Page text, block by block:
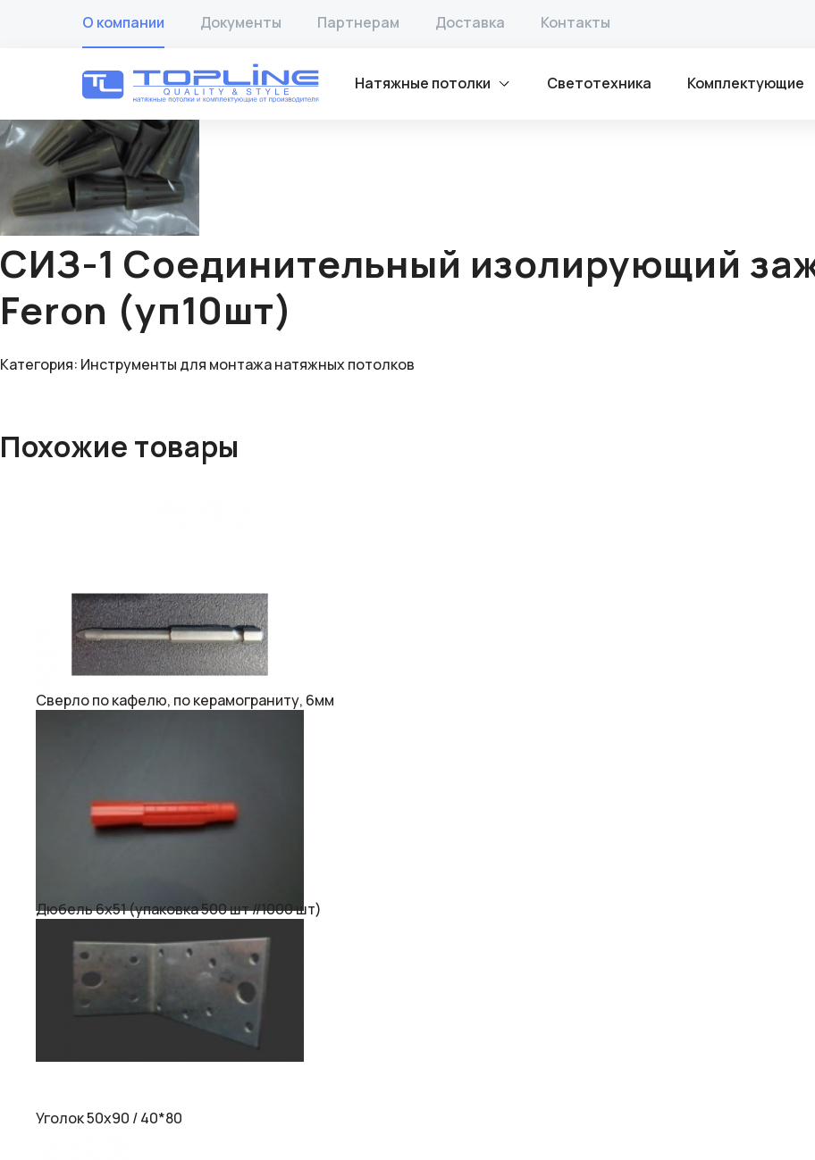
О компании Документы Партнерам Доставка Контакты
Натяжные потолки Светотехника Комплектующие
СИЗ-1 Соединительный изолирующий
Feron (уп10шт)
Категория: Инструменты для монтажа натяжных потолков
Похожие товары
Сверло по кафелю, по керамограниту, 6мм
Дюбель 6х51 (упаковка 500 шт //1000 шт)
Уголок 50х90 / 40*80